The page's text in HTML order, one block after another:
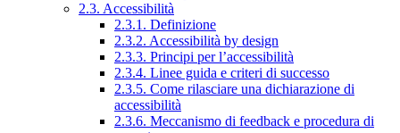
2.3. Accessibilità
2.3.1. Definizione
2.3.2. Accessibilità by design
2.3.3. Principi per l’accessibilità
2.3.4. Linee guida e criteri di successo
2.3.5. Come rilasciare una dichiarazione di
accessibilità
2.3.6. Meccanismo di feedback e procedura di